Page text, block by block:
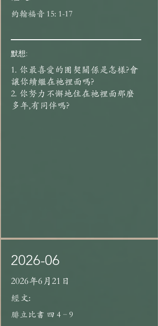
約翰福音 15: 1-17
默想:
1. 你最喜愛的團契關係是怎樣?會
讓你續繼在祂裡面嗎?
2. 你努力不懈地住在祂裡面那麼
多年,有同伴嗎?
2026-06
2026年6月21日
經文:
腓立比書 四 4–9